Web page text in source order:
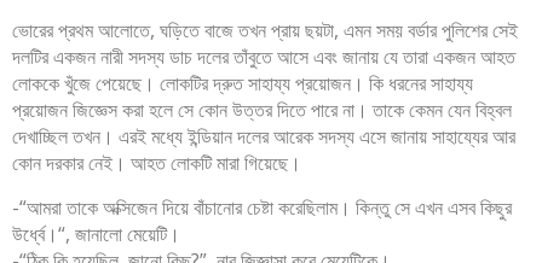
ভোরের প্রথম আলোতে, ঘড়িতে বাজে তখন প্রায় ছয়টা, এমন সময় বর্ডার পুলিশের সেই
দলটির একজন নারী সদস্য ডাচ দলের তাঁবুতে আসে এবং জানায় যে তারা একজন আহত
লোককে খুঁজে পেয়েছে। লোকটির দ্রুত সাহায্য প্রয়োজন। কি ধরনের সাহায্য
প্রয়োজন জিজ্ঞেস করা হলে সে কোন উত্তর দিতে পারে না। তাকে কেমন যেন বিহ্বল
দেখাচ্ছিল তখন। এরই মধ্যে ইন্ডিয়ান দলের আরেক সদস্য এসে জানায় সাহায্যের আর
কোন দরকার নেই। আহত লোকটি মারা গিয়েছে।
-“আমরা তাকে অক্সিজেন দিয়ে বাঁচানোর চেষ্টা করেছিলাম। কিন্তু সে এখন এসব কিছুর
উর্ধ্বে।“, জানালো মেয়েটি।